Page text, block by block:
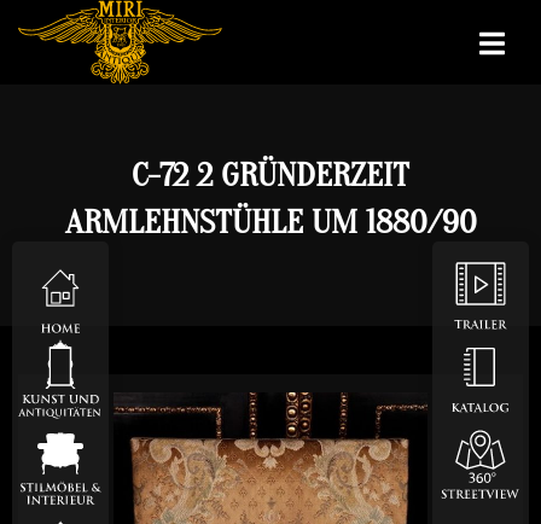
C-72 2 GRÜNDERZEIT
ARMLEHNSTÜHLE UM 1880/90